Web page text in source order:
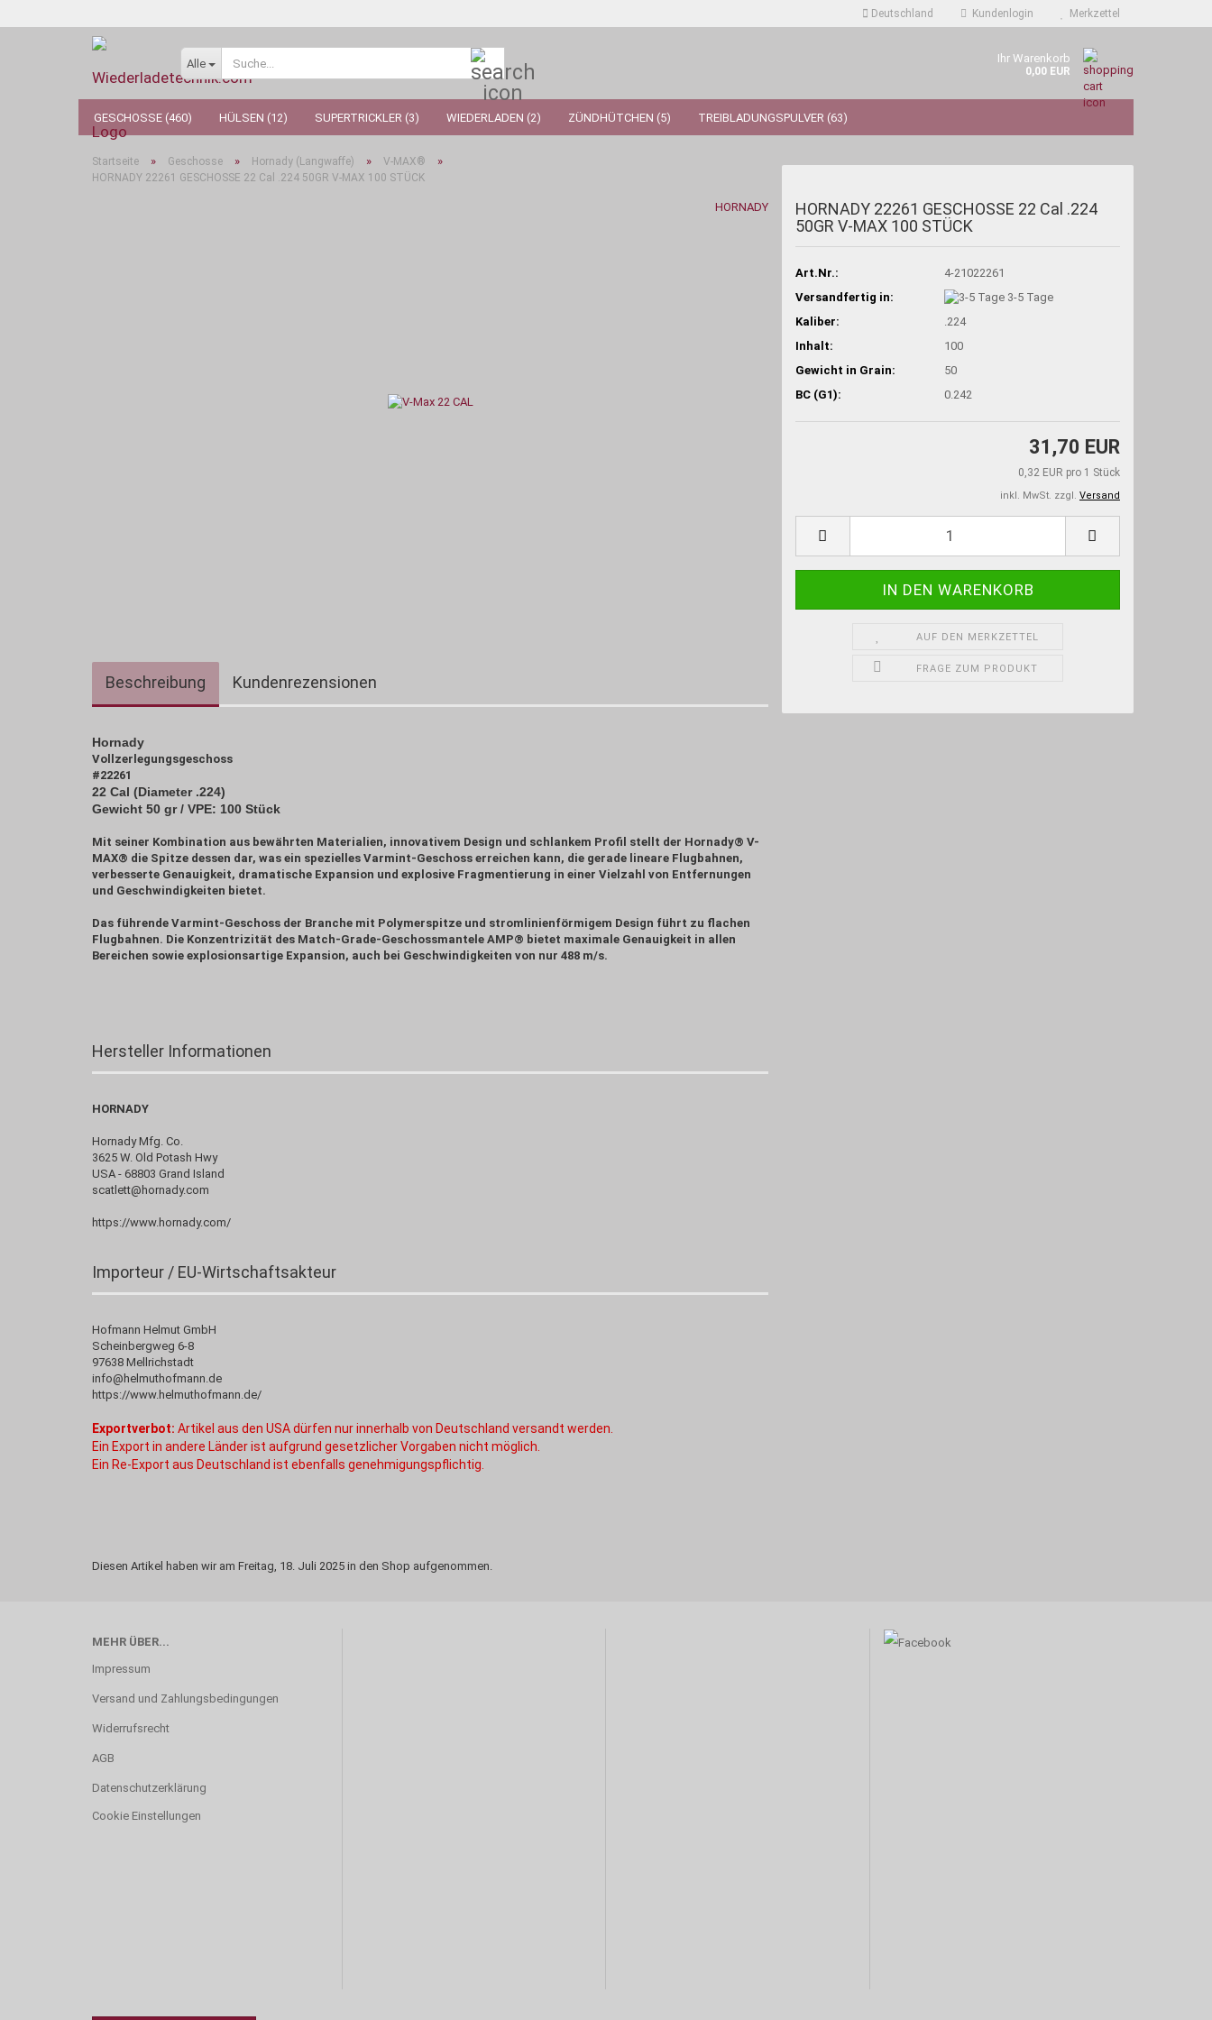
Deutschland Kundenlogin Merkzettel
Alle Ihr Warenkorb
0,00 EUR
GESCHOSSE (460) HÜLSEN (12) SUPERTRICKLER (3) WIEDERLADEN (2) ZÜNDHÜTCHEN (5) TREIBLADUNGSPULVER (63)
Startseite » Geschosse » Hornady (Langwaffe) » V-MAX® »
HORNADY 22261 GESCHOSSE 22 Cal .224 50GR V-MAX 100 STÜCK
HORNADY
HORNADY 22261 GESCHOSSE 22 Cal .224
50GR V-MAX 100 STÜCK
Art.Nr.:
4-21022261
Versandfertig in:
3-5 Tage
Kaliber:
.224
Inhalt:
100
Gewicht in Grain:
50
BC (G1):
0.242
31,70 EUR
0,32 EUR pro 1 Stück
inkl. MwSt. zzgl. Versand
AUF DEN MERKZETTEL
FRAGE ZUM PRODUKT
Beschreibung Kundenrezensionen
Hornady
Vollzerlegungsgeschoss
#22261
22 Cal (Diameter .224)
Gewicht 50 gr / VPE: 100 Stück
Mit seiner Kombination aus bewährten Materialien, innovativem Design und schlankem Profil stellt der Hornady® V-
MAX® die Spitze dessen dar, was ein spezielles Varmint-Geschoss erreichen kann, die gerade lineare Flugbahnen,
verbesserte Genauigkeit, dramatische Expansion und explosive Fragmentierung in einer Vielzahl von Entfernungen
und Geschwindigkeiten bietet.
Das führende Varmint-Geschoss der Branche mit Polymerspitze und stromlinienförmigem Design führt zu flachen
Flugbahnen. Die Konzentrizität des Match-Grade-Geschossmantele AMP® bietet maximale Genauigkeit in allen
Bereichen sowie explosionsartige Expansion, auch bei Geschwindigkeiten von nur 488 m/s.
Hersteller Informationen
HORNADY
Hornady Mfg. Co.
3625 W. Old Potash Hwy
USA - 68803 Grand Island
scatlett@hornady.com
https://www.hornady.com/
Importeur / EU-Wirtschaftsakteur
Hofmann Helmut GmbH
Scheinbergweg 6-8
97638 Mellrichstadt
info@helmuthofmann.de
https://www.helmuthofmann.de/
Exportverbot: Artikel aus den USA dürfen nur innerhalb von Deutschland versandt werden.
Ein Export in andere Länder ist aufgrund gesetzlicher Vorgaben nicht möglich.
Ein Re-Export aus Deutschland ist ebenfalls genehmigungspflichtig.
Diesen Artikel haben wir am Freitag, 18. Juli 2025 in den Shop aufgenommen.
MEHR ÜBER...
Impressum
Versand und Zahlungsbedingungen
Widerrufsrecht
AGB
Datenschutzerklärung
Cookie Einstellungen